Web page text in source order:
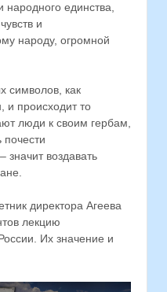
единства,
и
народу, огромной
символов, как
и происходит то
люди к своим гербам,
значит воздавать
директора Агеева
лекцию
Их значение и